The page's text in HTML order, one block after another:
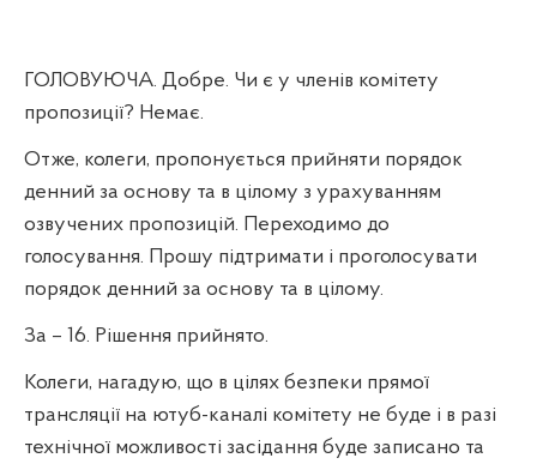
ГОЛОВУЮЧА. Добре. Чи є у членів комітету
пропозиції? Немає.
Отже, колеги, пропонується прийняти порядок
денний за основу та в цілому з урахуванням
озвучених пропозицій. Переходимо до
голосування. Прошу підтримати і проголосувати
порядок денний за основу та в цілому.
За – 16. Рішення прийнято.
Колеги, нагадую, що в цілях безпеки прямої
трансляції на ютуб-каналі комітету не буде і в разі
технічної можливості засідання буде записано та